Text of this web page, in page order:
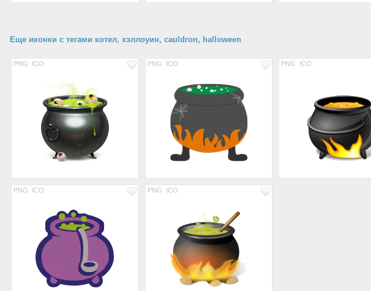
Еще иконки с тегами котел, хэллоуин, cauldron, halloween
PNG ICO PNG ICO PNG ICO
PNG ICO PNG ICO